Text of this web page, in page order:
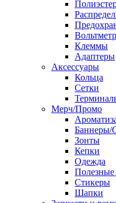
Клеммы
Адаптеры
Аксессуары
Кольца
Сетки
Мерч/Промо
Баннеры/
Зонты
Кепки
Одежда
Стикеры
Шапки